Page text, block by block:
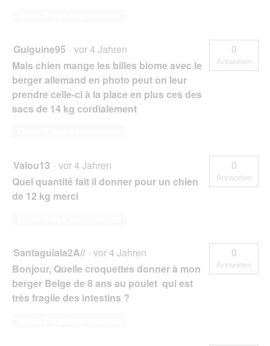
Guiguine95 · vor 4 Jahren
Mais chien mange les billes biome avec le
berger allemand en photo peut on leur
prendre celle-ci à la place en plus ces des
sacs de 14 kg cordialement
0
Antworten
Valou13 · vor 4 Jahren
Quel quantité fait il donner pour un chien
de 12 kg merci
0
Antworten
Santaguiala2A// · vor 4 Jahren
Bonjour, Quelle croquettes donner à mon
berger Belge de 8 ans au poulet qui est
très fragile des intestins ?
0
Antworten